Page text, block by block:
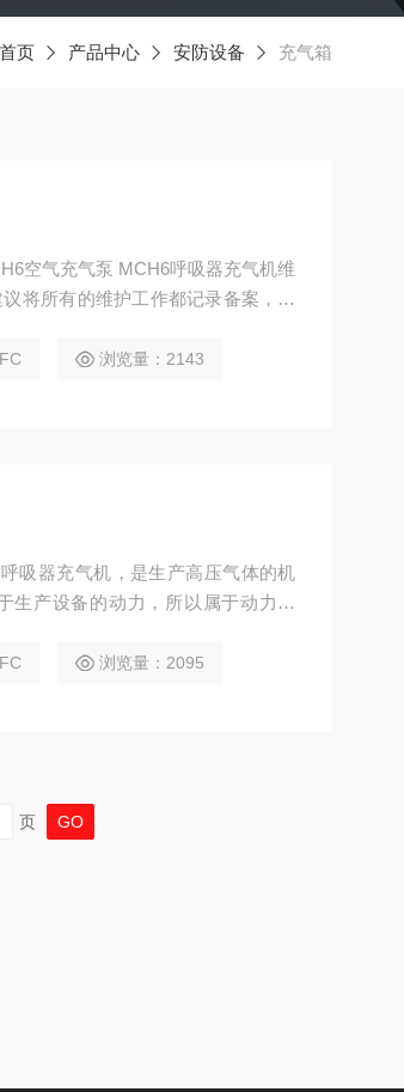
首页 产品中心 安防设备 充气箱
空气充气泵 MCH6呼吸器充气机维
将所有的维护工作都记录备案，包
浏览量：2143
吸器充气机，是生产高压气体的机
生产设备的动力，所以属于动力设
维修，目前售后体系较为成熟，这
浏览量：2095
页